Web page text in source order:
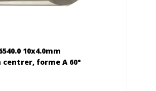
10x4.0mm
centrer, forme A 60°